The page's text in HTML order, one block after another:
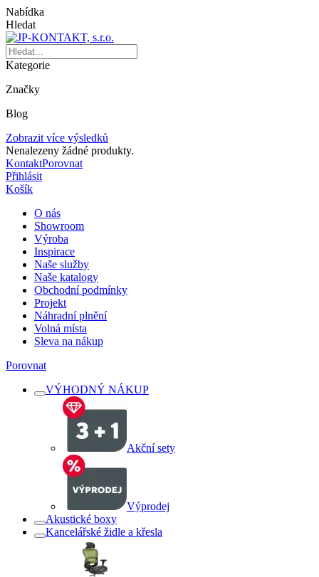
Nabídka
Hledat
Kategorie
Značky
Blog
Zobrazit více výsledků
Nenalezeny žádné produkty.
KontaktPorovnat
Přihlásit
Košík
O nás
Showroom
Výroba
Inspirace
Naše služby
Naše katalogy
Obchodní podmínky
Projekt
Náhradní plnění
Volná místa
Sleva na nákup
Porovnat
VÝHODNÝ NÁKUP
Akční sety
Výprodej
Akustické boxy
Kancelářské židle a křesla